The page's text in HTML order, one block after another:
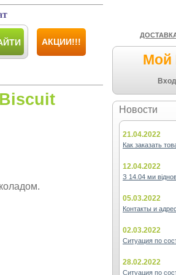
Мой
Вход
Новости
21.04.2022
Как заказать
12.04.2022
З 14.04 ми
05.03.2022
Контакты и
02.03.2022
Ситуация по
28.02.2022
Ситуация по
АКЦИИ!!!